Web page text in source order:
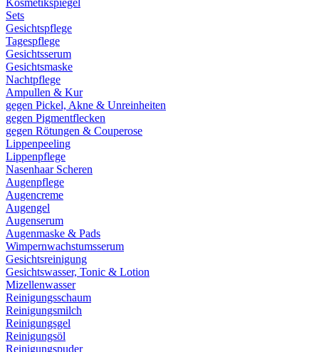
Kosmetikspiegel
Sets
Gesichtspflege
Tagespflege
Gesichtsserum
Gesichtsmaske
Nachtpflege
Ampullen & Kur
gegen Pickel, Akne & Unreinheiten
gegen Pigmentflecken
gegen Rötungen & Couperose
Lippenpeeling
Lippenpflege
Nasenhaar Scheren
Augenpflege
Augencreme
Augengel
Augenserum
Augenmaske & Pads
Wimpernwachstumsserum
Gesichtsreinigung
Gesichtswasser, Tonic & Lotion
Mizellenwasser
Reinigungsschaum
Reinigungsmilch
Reinigungsgel
Reinigungsöl
Reinigungspuder